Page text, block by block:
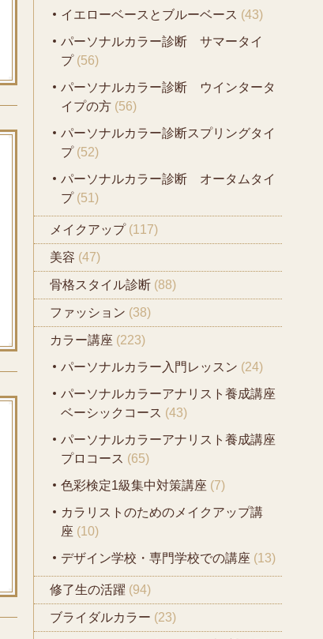
イエローベースとブルーベース (43)
パーソナルカラー診断 サマータイ
プ(56)
パーソナルカラー診断 ウインタータ
イプの方 (56)
パーソナルカラー診断スプリングタイ
プ(52)
パーソナルカラー診断 オータムタイ
プ(51)
メイクアップ(117)
美容 (47)
骨格スタイル診断 (88)
ファッション (38)
カラー講座 (223)
パーソナルカラー入門レッスン (24)
パーソナルカラーアナリスト養成講座
ベーシックコース (43)
パーソナルカラーアナリスト養成講座
プロコース (65)
色彩検定1級集中対策講座 (7)
カラリストのためのメイクアップ講
座 (10)
デザイン学校・専門学校での講座 (13)
修了生の活躍 (94)
ブライダルカラー (23)